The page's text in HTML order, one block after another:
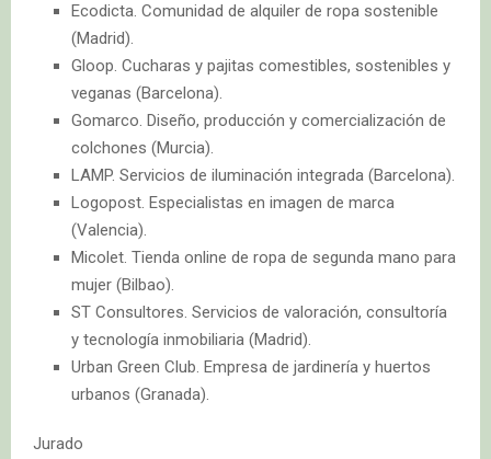
Ecodicta. Comunidad de alquiler de ropa sostenible
(Madrid).
Gloop. Cucharas y pajitas comestibles, sostenibles y
veganas (Barcelona).
Gomarco. Diseño, producción y comercialización de
colchones (Murcia).
LAMP. Servicios de iluminación integrada (Barcelona).
Logopost. Especialistas en imagen de marca
(Valencia).
Micolet. Tienda online de ropa de segunda mano para
mujer (Bilbao).
ST Consultores. Servicios de valoración, consultoría
y tecnología inmobiliaria (Madrid).
Urban Green Club. Empresa de jardinería y huertos
urbanos (Granada).
Jurado